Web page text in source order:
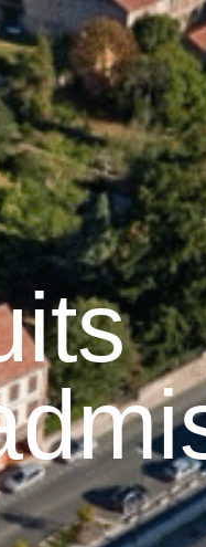
au quotidien